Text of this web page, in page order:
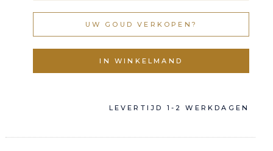
UW GOUD VERKOPEN?
LEVERTIJD 1-2 WERKDAGEN